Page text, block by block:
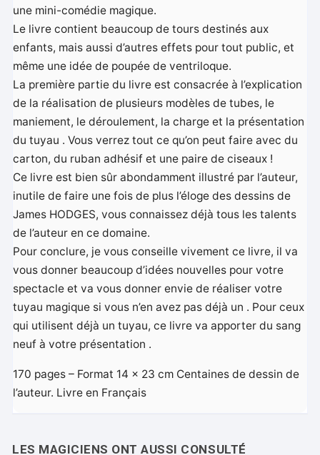
une mini-comédie magique.
Le livre contient beaucoup de tours destinés aux
enfants, mais aussi d’autres effets pour tout public, et
même une idée de poupée de ventriloque.
La première partie du livre est consacrée à l’explication
de la réalisation de plusieurs modèles de tubes, le
maniement, le déroulement, la charge et la présentation
du tuyau . Vous verrez tout ce qu’on peut faire avec du
carton, du ruban adhésif et une paire de ciseaux !
Ce livre est bien sûr abondamment illustré par l’auteur,
inutile de faire une fois de plus l’éloge des dessins de
James HODGES, vous connaissez déjà tous les talents
de l’auteur en ce domaine.
Pour conclure, je vous conseille vivement ce livre, il va
vous donner beaucoup d’idées nouvelles pour votre
spectacle et va vous donner envie de réaliser votre
tuyau magique si vous n’en avez pas déjà un . Pour ceux
qui utilisent déjà un tuyau, ce livre va apporter du sang
neuf à votre présentation .
170 pages – Format 14 x 23 cm Centaines de dessin de
l’auteur. Livre en Français